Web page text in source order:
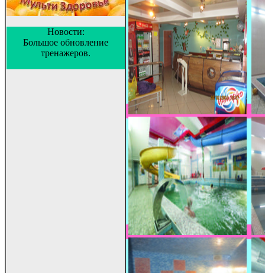
Новости:
Большое обновление
тренажеров.